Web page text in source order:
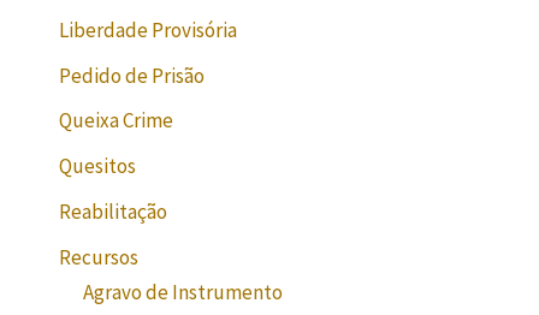
Liberdade Provisória
Pedido de Prisão
Queixa Crime
Quesitos
Reabilitação
Recursos
Agravo de Instrumento